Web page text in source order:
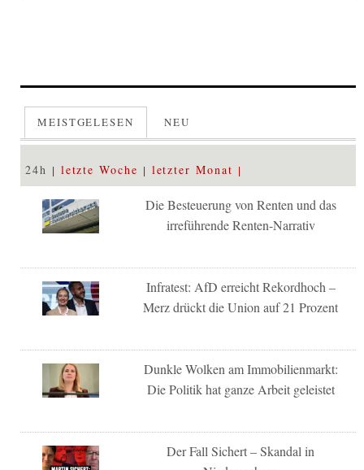
MEISTGELESEN NEU
24h letzte Woche letzter Monat
Die Besteuerung von Renten und das
irreführende Renten-Narrativ
Infratest: AfD erreicht Rekordhoch –
Merz drückt die Union auf 21 Prozent
Dunkle Wolken am Immobilienmarkt:
Die Politik hat ganze Arbeit geleistet
Der Fall Sichert – Skandal in